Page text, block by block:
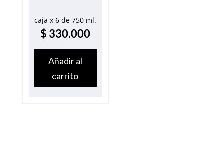
caja x 6 de 750 ml.
$ 330.000
Añadir al
carrito